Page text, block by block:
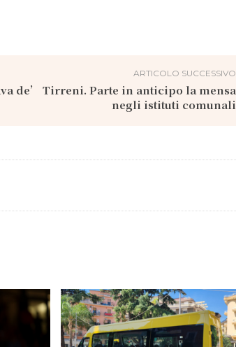
ARTICOLO SUCCESSIVO
de’ Tirreni. Parte in anticipo la mensa
negli istituti comunali